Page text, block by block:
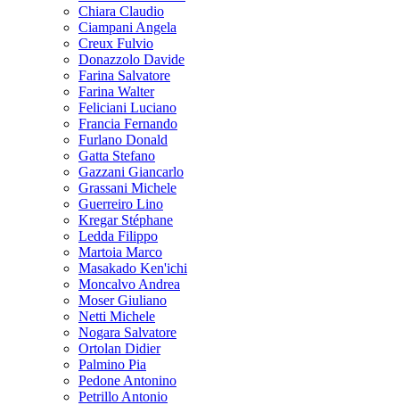
Chiara Claudio
Ciampani Angela
Creux Fulvio
Donazzolo Davide
Farina Salvatore
Farina Walter
Feliciani Luciano
Francia Fernando
Furlano Donald
Gatta Stefano
Gazzani Giancarlo
Grassani Michele
Guerreiro Lino
Kregar Stéphane
Ledda Filippo
Martoia Marco
Masakado Ken'ichi
Moncalvo Andrea
Moser Giuliano
Netti Michele
Nogara Salvatore
Ortolan Didier
Palmino Pia
Pedone Antonino
Petrillo Antonio